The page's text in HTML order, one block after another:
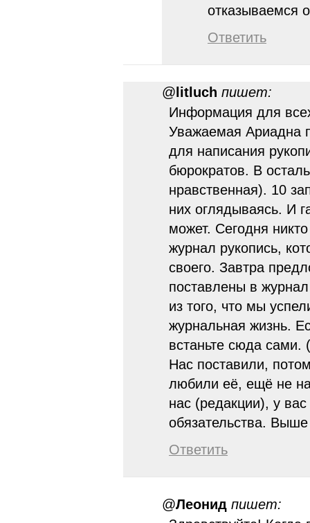
отказываемся
Ответить
@ litluch пишет:
Информация для
Уважаемая Ариадна
для написания
бюрократов. В
нравственная). 10
них оглядываясь. И
может. Сегодня
журнал рукопись,
своего. Завтра
поставлены в
из того, что мы
журнальная жизнь.
встаньте сюда сами.
Нас поставили,
любили её, ещё не
нас (редакции), у
обязательства.
Ответить
@Леонид пишет: